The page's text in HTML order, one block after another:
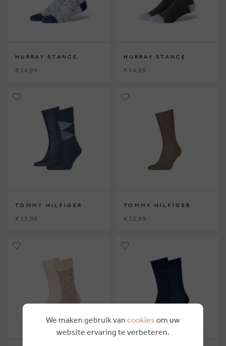
HURRAY STANCE
€ 14,99
HURRAY STANCE
€ 14,99
TOMMY HILFIGER
€ 13,99
TOMMY HILFIGER
€ 12,99
We maken gebruik van cookies om uw
website ervaring te verbeteren.